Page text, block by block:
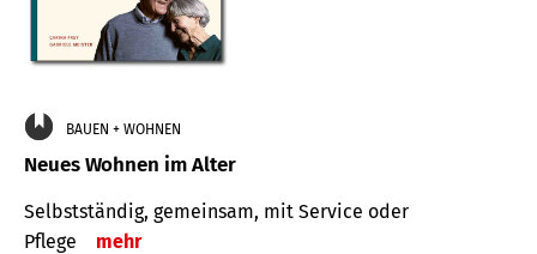
BAUEN + WOHNEN
Neues Wohnen im Alter
Selbstständig, gemeinsam, mit Service oder
Pflege
mehr